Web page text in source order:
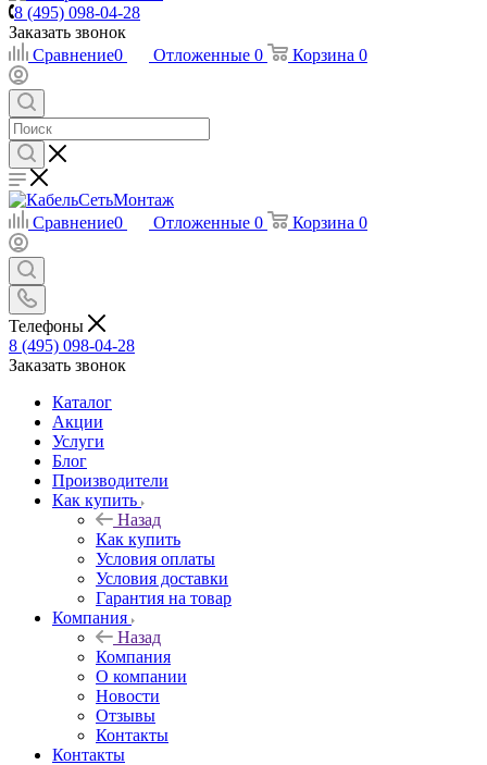
8 (495) 098-04-28
Заказать звонок
Сравнение0 Отложенные 0 Корзина 0
Сравнение0 Отложенные 0 Корзина 0
Телефоны
8 (495) 098-04-28
Заказать звонок
Каталог
Акции
Услуги
Блог
Производители
Как купить
Назад
Как купить
Условия оплаты
Условия доставки
Гарантия на товар
Компания
Назад
Компания
О компании
Новости
Отзывы
Контакты
Контакты